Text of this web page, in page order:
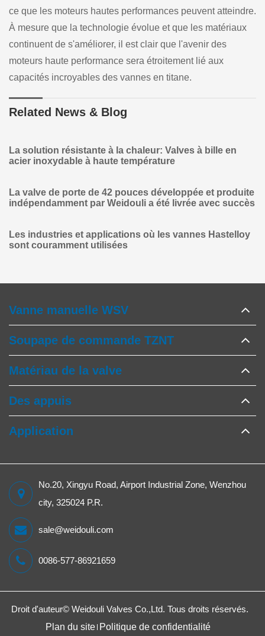
ce que les moteurs hautes performances peuvent atteindre.
À mesure que la technologie évolue et que les matériaux
continuent de s'améliorer, il est clair que l'avenir des
moteurs haute performance sera étroitement lié aux
capacités incroyables des vannes en titane.
Related News & Blog
La solution résistante à la chaleur: Valves à bille en
acier inoxydable à haute température
La valve de porte de 42 pouces développée et produite
indépendamment par Weidouli a été livrée avec succès
Les industries et applications où les vannes Hastelloy
sont couramment utilisées
Vanne manuelle WSV
Soupape de commande TZNT
Matériau de la valve
Des appuis
Application
No.20, Xingyu Road, Airport Industrial Zone, Wenzhou
city, 325024 P.R.
sale@weidouli.com
0086-577-86921659
Droit d'auteur©Weidouli Valves Co.,Ltd. Tous droits réservés.
Plan du site Politique de confidentialité